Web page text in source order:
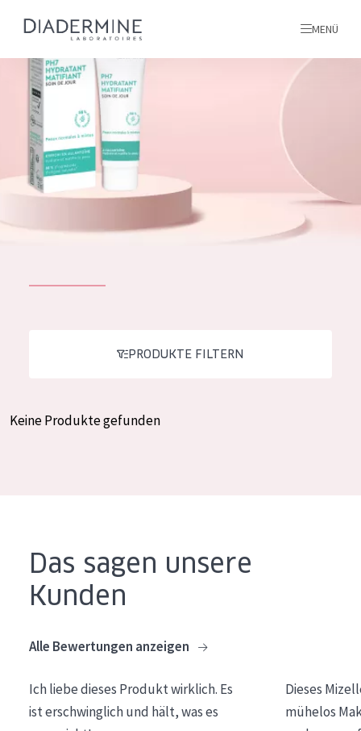
Nachtcreme
Augencreme
PRODUKTLINIE
ALLE PRODUKTE
Alle produkte
MENÜ
Startseite
inhaltsstoffe
Spanish
PRODUKTE FILTERN
Keine Produkte gefunden
Das sagen unsere
Kunden
Alle Bewertungen anzeigen
Ich liebe dieses Produkt wirklich. Es
ist erschwinglich und hält, was es
Dieses
mühelos